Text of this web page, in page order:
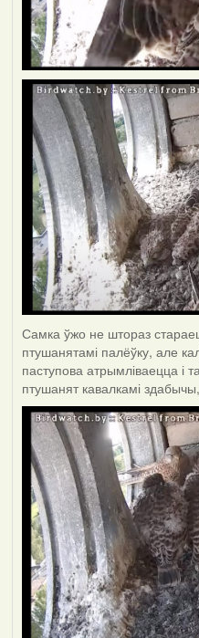
Самка ўжо не штораз
птушанятамі палёўку, але
паступова атрымліваецца і
птушанят кавалкамі